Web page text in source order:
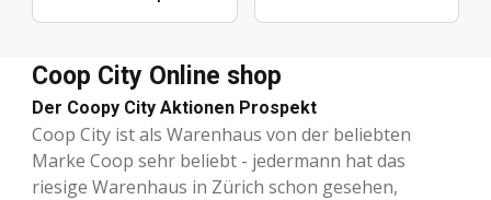
Coop City Online shop
Der Coopy City Aktionen Prospekt
Coop City ist als Warenhaus von der beliebten
Marke Coop sehr beliebt - jedermann hat das
riesige Warenhaus in Zürich schon gesehen,